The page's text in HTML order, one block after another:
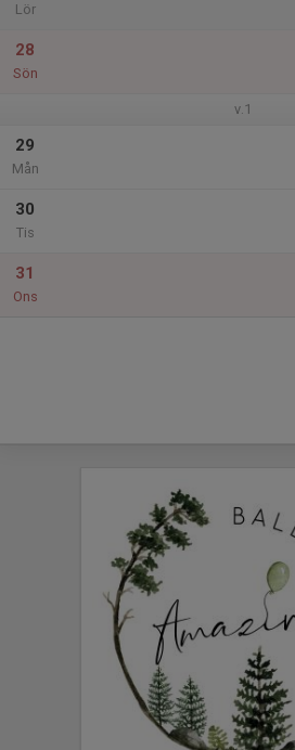
Lör
28
Sön
v.1
29
Mån
30
Tis
31
Ons